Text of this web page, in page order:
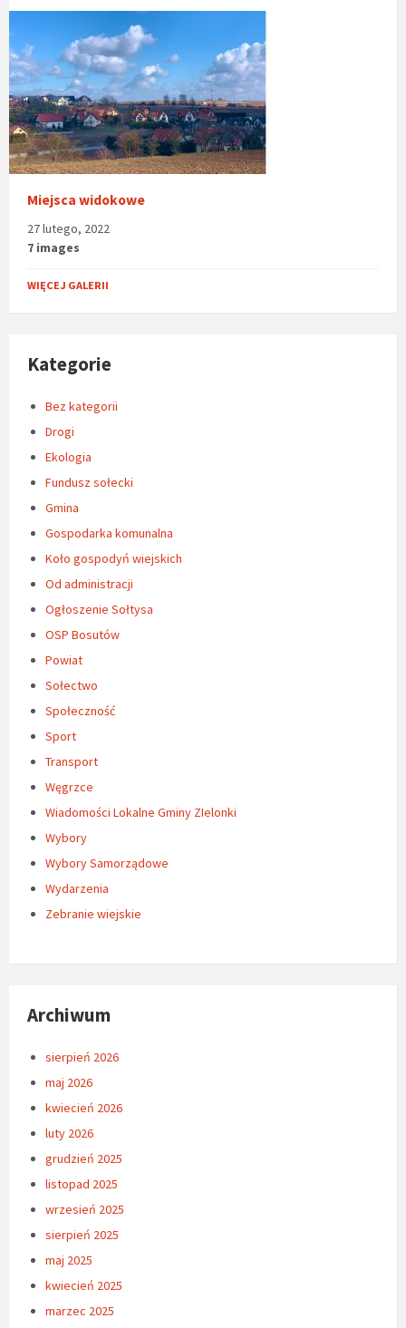
Miejsca widokowe
27 lutego, 2022
7 images
WIĘCEJ GALERII
Kategorie
Bez kategorii
Drogi
Ekologia
Fundusz sołecki
Gmina
Gospodarka komunalna
Koło gospodyń wiejskich
Od administracji
Ogłoszenie Sołtysa
OSP Bosutów
Powiat
Sołectwo
Społeczność
Sport
Transport
Węgrzce
Wiadomości Lokalne Gminy ZIelonki
Wybory
Wybory Samorządowe
Wydarzenia
Zebranie wiejskie
Archiwum
sierpień 2026
maj 2026
kwiecień 2026
luty 2026
grudzień 2025
listopad 2025
wrzesień 2025
sierpień 2025
maj 2025
kwiecień 2025
marzec 2025